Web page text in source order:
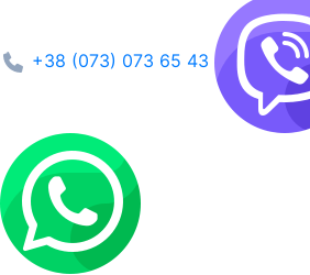
+38 (073) 073 65 43